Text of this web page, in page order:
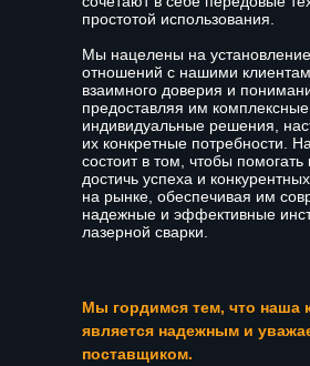
простотой использования.
Мы нацелены на
отношений с нашими
взаимного доверия и
предоставляя им
индивидуальные решения,
их конкретные потребности.
состоит в том, чтобы помогать
достичь успеха и
на рынке, обеспечивая им
надежные и эффективные
лазерной сварки.
Мы гордимся тем, что наша
является надежным и
поставщиком.